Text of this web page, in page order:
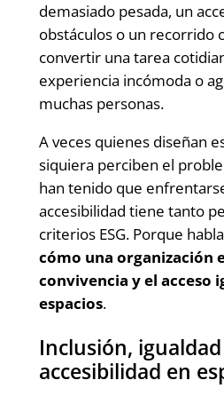
demasiado pesada, un
obstáculos o un recorrido
convertir una tarea
experiencia incómoda o
muchas personas.
A veces quienes diseñan
siquiera perciben el
han tenido que
accesibilidad tiene tanto
criterios ESG. Porque
cómo una organización
convivencia y el acceso
espacios.
Inclusión,
accesibilidad en